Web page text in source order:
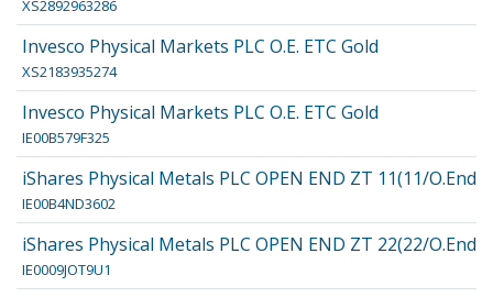
XS2892963286
Invesco Physical Markets PLC O.E. ETC Gold
XS2183935274
Invesco Physical Markets PLC O.E. ETC Gold
IE00B579F325
iShares Physical Metals PLC OPEN END ZT 11(11/O.End)
IE00B4ND3602
iShares Physical Metals PLC OPEN END ZT 22(22/O.End)
IE0009JOT9U1